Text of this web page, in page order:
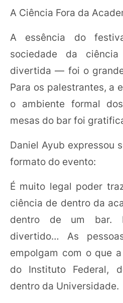
A Ciência Fora da
A essência do
sociedade da
divertida — foi o
Para os palestrantes, a
o ambiente formal
mesas do bar foi
Daniel Ayub expressou
formato do evento:
É muito legal poder
ciência de dentro da
dentro de um bar.
divertido… As
empolgam com o que
do Instituto Federal,
dentro da Universidade.